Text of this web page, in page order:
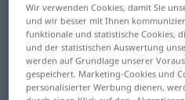
bremenita
Übersicht aller
(Für mehr Details die
Wir verwenden Cookies, damit Sie
und wir besser mit Ihnen
funktionale und statistische Cookies,
und der statistischen Auswertung
werden auf Grundlage unserer
gespeichert. Marketing-Cookies und
personalisierter Werbung dienen,